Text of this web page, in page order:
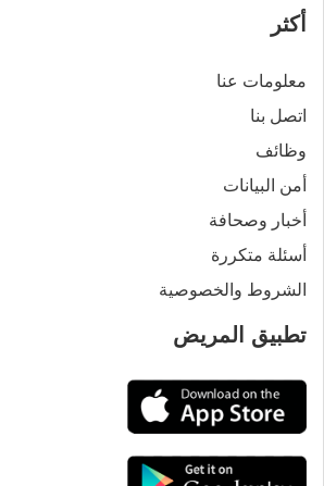
أكثر
معلومات عنا
اتصل بنا
وظائف
أمن البيانات
أخبار وصحافة
أسئلة متكررة
الشروط والخصوصية
تطبيق المريض